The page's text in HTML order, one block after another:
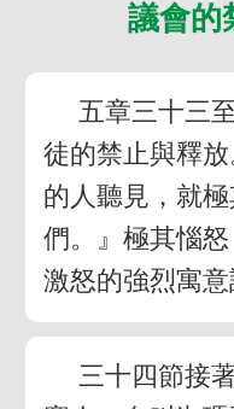
議會的
五章三十三
徒的禁止與釋
的人聽見，就
們。』極其惱
激怒的強烈寓意
三十四節接